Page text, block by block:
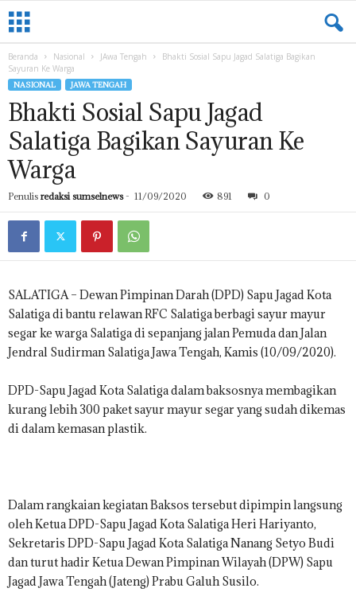
M
E
Beranda Nasional JAwa Tengah
Bhakti Sosial Sapu Jagad Salatiga Bagikan
Sayuran Ke Warga
NASIONAL JAWA TENGAH
Bhakti Sosial Sapu Jagad
Salatiga Bagikan Sayuran Ke
Warga
Penulis redaksi sumselnews- 11/09/2020 891 0
SALATIGA – Dewan Pimpinan Darah (DPD) Sapu Jagad Kota
Salatiga di bantu relawan RFC Salatiga berbagi sayur mayur
segar ke warga Salatiga di sepanjang jalan Pemuda dan Jalan
Jendral Sudirman Salatiga Jawa Tengah, Kamis (10/09/2020).
DPD-Sapu Jagad Kota Salatiga dalam baksosnya membagikan
kurang lebih 300 paket sayur mayur segar yang sudah dikemas
di dalam kemasan plastik.
Dalam rangkaian kegiatan Baksos tersebut dipimpin langsung
oleh Ketua DPD-Sapu Jagad Kota Salatiga Heri Hariyanto,
Sekretaris DPD-Sapu Jagad Kota Salatiga Nanang Setyo Budi
dan turut hadir Ketua Dewan Pimpinan Wilayah (DPW) Sapu
Jagad Jawa Tengah (Jateng) Prabu Galuh Susilo.